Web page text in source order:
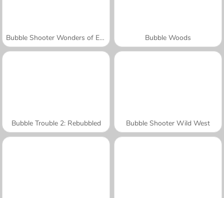
Bubble Shooter Wonders of Egypt Bubble Woods
Bubble Trouble 2: Rebubbled Bubble Shooter Wild West